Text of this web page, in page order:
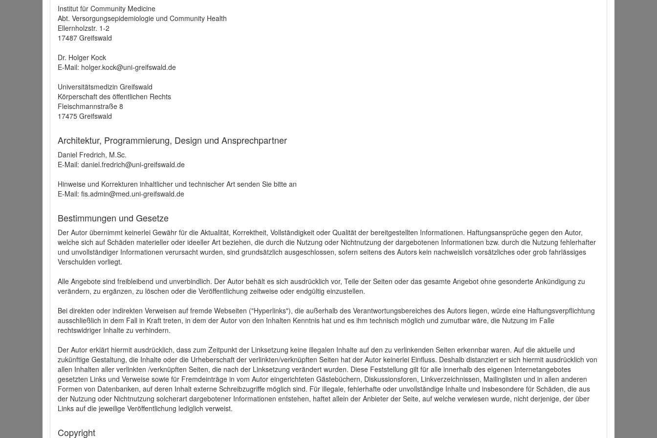
Institut für Community Medicine
Abt. Versorgungsepidemiologie und Community Health
Ellernholzstr. 1-2
17487 Greifswald
Dr. Holger Kock
E-Mail: holger.kock@uni-greifswald.de
Universitätsmedizin Greifswald
Körperschaft des öffentlichen Rechts
Fleischmannstraße 8
17475 Greifswald
Architektur, Programmierung, Design und Ansprechpartner
Daniel Fredrich, M.Sc.
E-Mail: daniel.fredrich@uni-greifswald.de
Hinweise und Korrekturen inhaltlicher und technischer Art senden Sie bitte an
E-Mail: fis.admin@med.uni-greifswald.de
Bestimmungen und Gesetze
Der Autor übernimmt keinerlei Gewähr für die Aktualität, Korrektheit, Vollständigkeit oder Qualität der bereitgestellten Informationen. Haftungsansprüche gegen den Autor,
welche sich auf Schäden materieller oder ideeller Art beziehen, die durch die Nutzung oder Nichtnutzung der dargebotenen Informationen bzw. durch die Nutzung fehlerhafter
und unvollständiger Informationen verursacht wurden, sind grundsätzlich ausgeschlossen, sofern seitens des Autors kein nachweislich vorsätzliches oder grob fahrlässiges
Verschulden vorliegt.
Alle Angebote sind freibleibend und unverbindlich. Der Autor behält es sich ausdrücklich vor, Teile der Seiten oder das gesamte Angebot ohne gesonderte Ankündigung zu
verändern, zu ergänzen, zu löschen oder die Veröffentlichung zeitweise oder endgültig einzustellen.
Bei direkten oder indirekten Verweisen auf fremde Webseiten ("Hyperlinks"), die außerhalb des Verantwortungsbereiches des Autors liegen, würde eine Haftungsverpflichtung
ausschließlich in dem Fall in Kraft treten, in dem der Autor von den Inhalten Kenntnis hat und es ihm technisch möglich und zumutbar wäre, die Nutzung im Falle
rechtswidriger Inhalte zu verhindern.
Der Autor erklärt hiermit ausdrücklich, dass zum Zeitpunkt der Linksetzung keine illegalen Inhalte auf den zu verlinkenden Seiten erkennbar waren. Auf die aktuelle und
zukünftige Gestaltung, die Inhalte oder die Urheberschaft der verlinkten/verknüpften Seiten hat der Autor keinerlei Einfluss. Deshalb distanziert er sich hiermit ausdrücklich von
allen Inhalten aller verlinkten /verknüpften Seiten, die nach der Linksetzung verändert wurden. Diese Feststellung gilt für alle innerhalb des eigenen Internetangebotes
gesetzten Links und Verweise sowie für Fremdeinträge in vom Autor eingerichteten Gästebüchern, Diskussionsforen, Linkverzeichnissen, Mailinglisten und in allen anderen
Formen von Datenbanken, auf deren Inhalt externe Schreibzugriffe möglich sind. Für illegale, fehlerhafte oder unvollständige Inhalte und insbesondere für Schäden, die aus
der Nutzung oder Nichtnutzung solcherart dargebotener Informationen entstehen, haftet allein der Anbieter der Seite, auf welche verwiesen wurde, nicht derjenige, der über
Links auf die jeweilige Veröffentlichung lediglich verweist.
Copyright